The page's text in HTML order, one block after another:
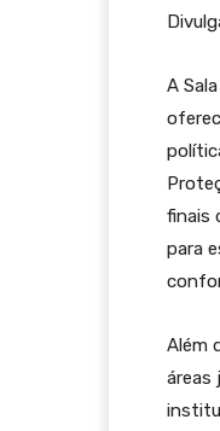
A
finais
para
Além
áreas